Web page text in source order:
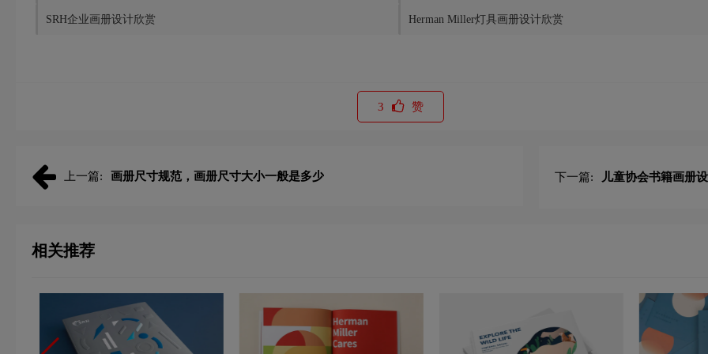
SRH企业画册设计欣赏 Herman Miller灯具画册设计欣赏
3 赞
上一篇: 画册尺寸规范，画册尺寸大小一般是多少 下一篇: 儿童协会书籍画册
相关推荐